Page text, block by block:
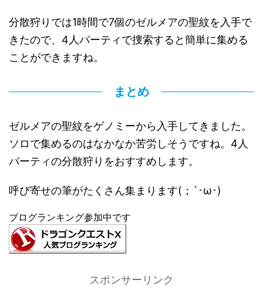
分散狩りでは1時間で7個のゼルメアの聖紋を入手で
きたので、4人パーティで捜索すると簡単に集める
ことができますね。
まとめ
ゼルメアの聖紋をゲノミーから入手してきました。
ソロで集めるのはなかなか苦労しそうですね。4人
パーティの分散狩りをおすすめします。
呼び寄せの筆がたくさん集まります(；´･ω･)
ブログランキング参加中です
スポンサーリンク